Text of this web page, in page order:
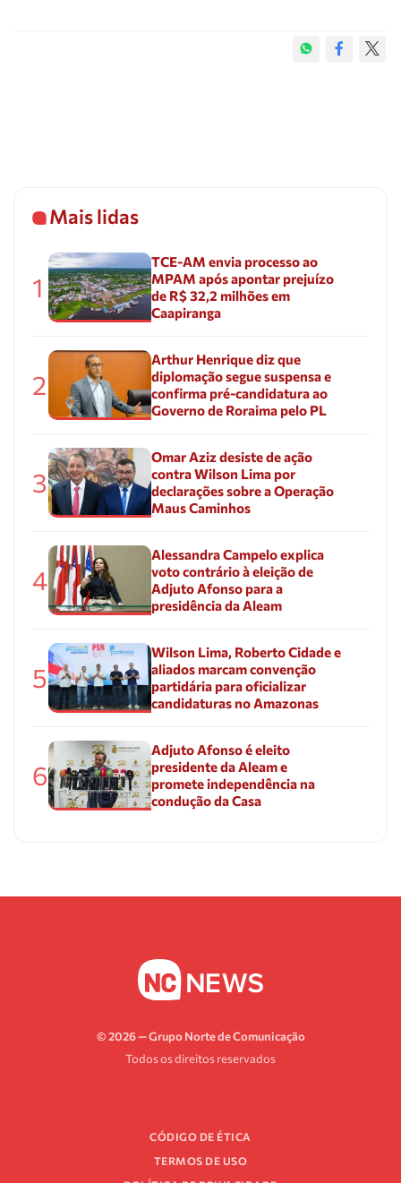
Mais lidas
1
TCE-AM envia processo ao
MPAM após apontar prejuízo
de R$ 32,2 milhões em
Caapiranga
2
Arthur Henrique diz que
diplomação segue suspensa e
confirma pré-candidatura ao
Governo de Roraima pelo PL
3
Omar Aziz desiste de ação
contra Wilson Lima por
declarações sobre a Operação
Maus Caminhos
4
Alessandra Campelo explica
voto contrário à eleição de
Adjuto Afonso para a
presidência da Aleam
5
Wilson Lima, Roberto Cidade e
aliados marcam convenção
partidária para oficializar
candidaturas no Amazonas
6
Adjuto Afonso é eleito
presidente da Aleam e
promete independência na
condução da Casa
© 2026 — Grupo Norte de Comunicação
Todos os direitos reservados
CÓDIGO DE ÉTICA
TERMOS DE USO